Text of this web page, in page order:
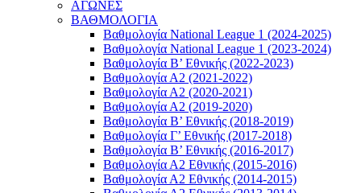
ΑΓΩΝΕΣ
ΒΑΘΜΟΛΟΓΙΑ
Βαθμολογία National League 1 (2024-2025)
Βαθμολογία National League 1 (2023-2024)
Βαθμολογία Β’ Εθνικής (2022-2023)
Βαθμολογία Α2 (2021-2022)
Βαθμολογία Α2 (2020-2021)
Βαθμολογία Α2 (2019-2020)
Βαθμολογία B’ Εθνικής (2018-2019)
Βαθμολογία Γ’ Εθνικής (2017-2018)
Βαθμολογία Β’ Εθνικής (2016-2017)
Βαθμολογία Α2 Εθνικής (2015-2016)
Βαθμολογία Α2 Εθνικής (2014-2015)